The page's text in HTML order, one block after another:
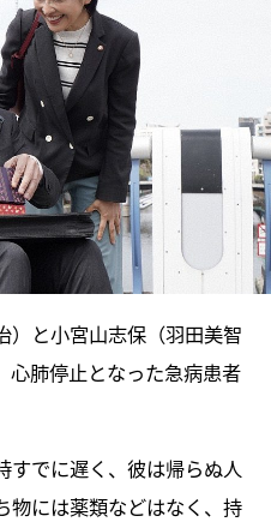
）と小宮山志保（羽田美智
心肺停止となった急病患者
すでに遅く、彼は帰らぬ人
物には薬類などはなく、持